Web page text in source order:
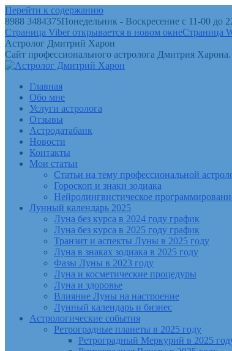
Перейти к содержанию
8988 3484375Понедельник - Воскресение с 11-00 до
Страница Viber открывается в новом окнеСтраница
Астролог Дмитрий Харон
Сайт профессионального астролога Дмитрия
Главная
Обо мне
Услуги астролога
Отзывы
Астродатабанк
Новости
Контакты
Мои статьи
Статьи на тему профессиональной
Гороскоп и знаки зодиака
Нейролингвистическое
Лунный календарь 2025
Луна без курса в 2024 году график
Луна без курса в 2025 году график
Транзит и аспекты Луны в 2025 году
Луна в знаках зодиака в 2025 году
Фазы Луны в 2023 году
Луна и косметические процедуры
Луна и здоровье
Влияние Луны на настроение
Лунный календарь и бизнес
Астрологические события
Ретроградные планеты в 2025 году
Ретроградный Меркурий в 2025